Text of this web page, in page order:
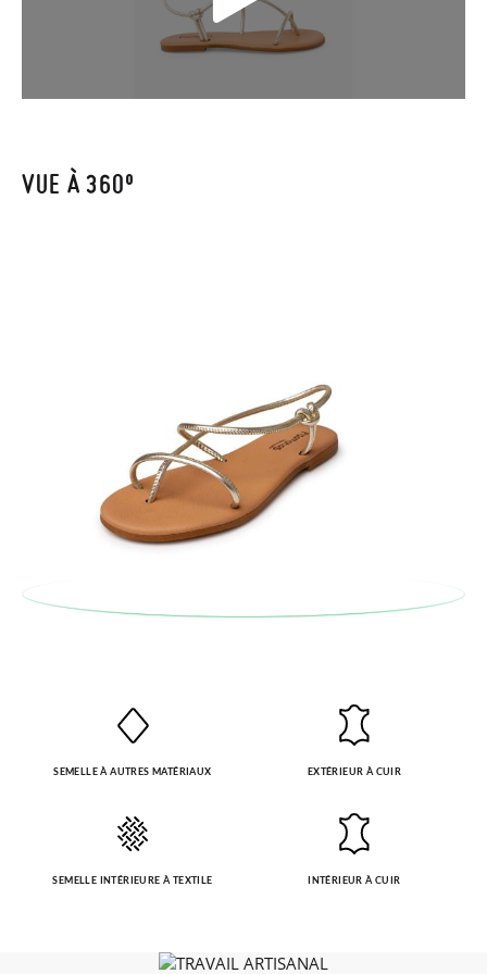
lancer la procédure. Si vous avez passé commande en tant
qu'invité, veuillez vous rendre sur notre page
VUE À 360º
SEMELLE À AUTRES MATÉRIAUX EXTÉRIEUR À CUIR
SEMELLE INTÉRIEURE À TEXTILE INTÉRIEUR À CUIR